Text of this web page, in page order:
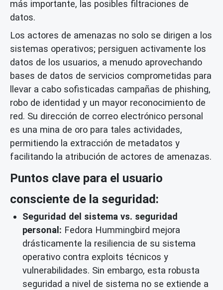
más importante, las posibles filtraciones de
datos.
Los actores de amenazas no solo se dirigen a los
sistemas operativos; persiguen activamente los
datos de los usuarios, a menudo aprovechando
bases de datos de servicios comprometidas para
llevar a cabo sofisticadas campañas de phishing,
robo de identidad y un mayor reconocimiento de
red. Su dirección de correo electrónico personal
es una mina de oro para tales actividades,
permitiendo la extracción de metadatos y
facilitando la atribución de actores de amenazas.
Puntos clave para el usuario
consciente de la seguridad:
Seguridad del sistema vs. seguridad
personal: Fedora Hummingbird mejora
drásticamente la resiliencia de su sistema
operativo contra exploits técnicos y
vulnerabilidades. Sin embargo, esta robusta
seguridad a nivel de sistema no se extiende a